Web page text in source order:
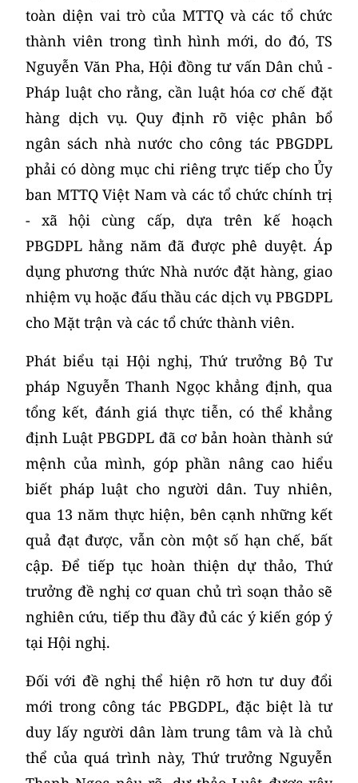
toàn diện vai trò của MTTQ và các tổ chức
thành viên trong tình hình mới, do đó, TS
Nguyễn Văn Pha, Hội đồng tư vấn Dân chủ -
Pháp luật cho rằng, cần luật hóa cơ chế đặt
hàng dịch vụ. Quy định rõ việc phân bổ
ngân sách nhà nước cho công tác PBGDPL
phải có dòng mục chi riêng trực tiếp cho Ủy
ban MTTQ Việt Nam và các tổ chức chính trị
- xã hội cùng cấp, dựa trên kế hoạch
PBGDPL hằng năm đã được phê duyệt. Áp
dụng phương thức Nhà nước đặt hàng, giao
nhiệm vụ hoặc đấu thầu các dịch vụ PBGDPL
cho Mặt trận và các tổ chức thành viên.
Phát biểu tại Hội nghị, Thứ trưởng Bộ Tư
pháp Nguyễn Thanh Ngọc khẳng định, qua
tổng kết, đánh giá thực tiễn, có thể khẳng
định Luật PBGDPL đã cơ bản hoàn thành sứ
mệnh của mình, góp phần nâng cao hiểu
biết pháp luật cho người dân. Tuy nhiên,
qua 13 năm thực hiện, bên cạnh những kết
quả đạt được, vẫn còn một số hạn chế, bất
cập. Để tiếp tục hoàn thiện dự thảo, Thứ
trưởng đề nghị cơ quan chủ trì soạn thảo sẽ
nghiên cứu, tiếp thu đầy đủ các ý kiến góp ý
tại Hội nghị.
Đối với đề nghị thể hiện rõ hơn tư duy đổi
mới trong công tác PBGDPL, đặc biệt là tư
duy lấy người dân làm trung tâm và là chủ
thể của quá trình này, Thứ trưởng Nguyễn